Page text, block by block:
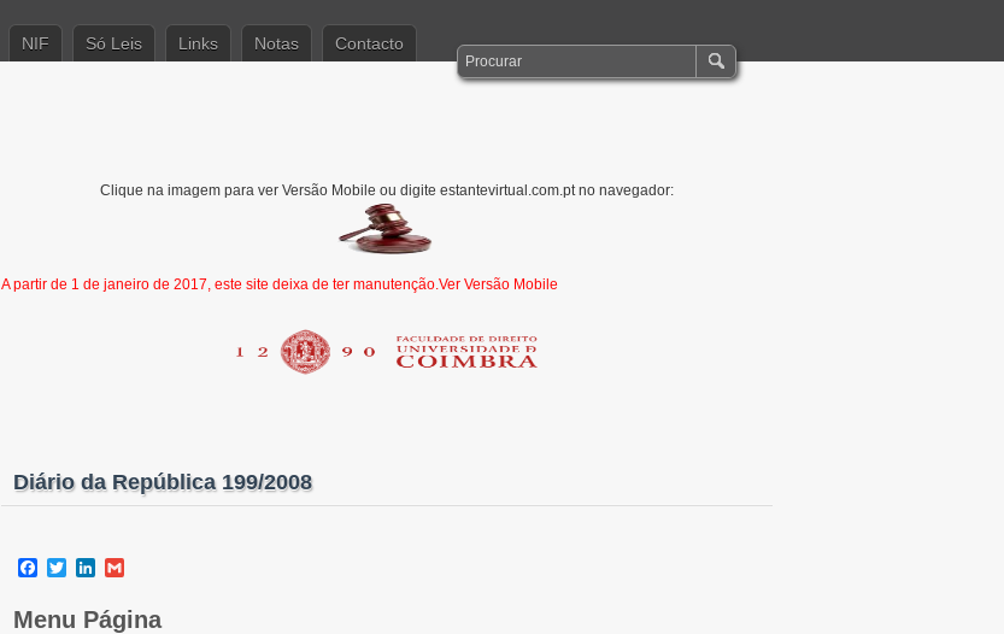
NIF Só Leis Links Notas Contacto
Clique na imagem para ver Versão Mobile ou digite estantevirtual.com.pt no navegador:
A partir de 1 de janeiro de 2017, este site deixa de ter manutenção.Ver Versão Mobile
Diário da República 199/2008
Facebook
TwitterLinkedIn
Menu Página